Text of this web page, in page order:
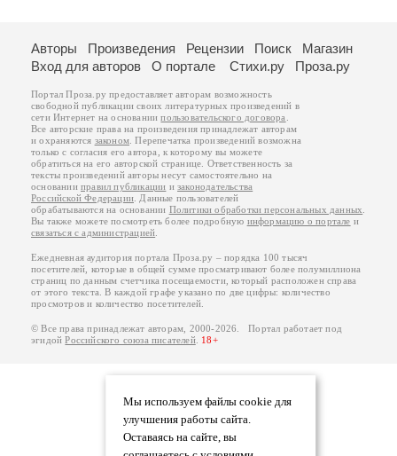
Мы используем файлы cookie для
улучшения работы сайта.
Оставаясь на сайте, вы
Авторы Произведения Рецензии Поиск
Магазин
Вход для авторов
О портале Стихи.ру Проза.ру
Портал Проза.ру предоставляет авторам возможность
свободной публикации своих литературных произведений в
сети Интернет на основаниипользовательского договора
Все авторские права на произведения принадлежат авторам
и охраняются законом . Перепечатка произведений возможна
только с согласия его автора, к которому вы можете
обратиться на его авторской странице. Ответственность за
тексты произведений авторы несут самостоятельно на
основанииправил публикации изаконодательства
Российской Федерации . Данные пользователей
обрабатываются на основании Политики обработки персональных данных
Вы также можете посмотреть более подробную информацию о портале и
связаться с администрацией
Ежедневная аудитория портала Проза.ру – порядка 100 тысяч
посетителей, которые в общей сумме просматривают более полумиллиона
страниц по данным счетчика посещаемости, который расположен справа
от этого текста. В каждой графе указано по две цифры: количество
просмотров и количество посетителей.
© Все права принадлежат авторам, 2000-2026. Портал работает под
эгидойРоссийского союза писателей. 18+